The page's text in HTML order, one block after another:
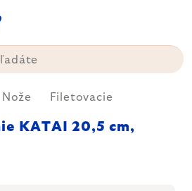
Nože Filetovacie
KATAI 20,5 cm,